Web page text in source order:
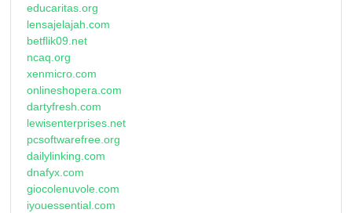
educaritas.org
lensajelajah.com
betflik09.net
ncaq.org
xenmicro.com
onlineshopera.com
dartyfresh.com
lewisenterprises.net
pcsoftwarefree.org
dailylinking.com
dnafyx.com
giocolenuvole.com
iyouessential.com